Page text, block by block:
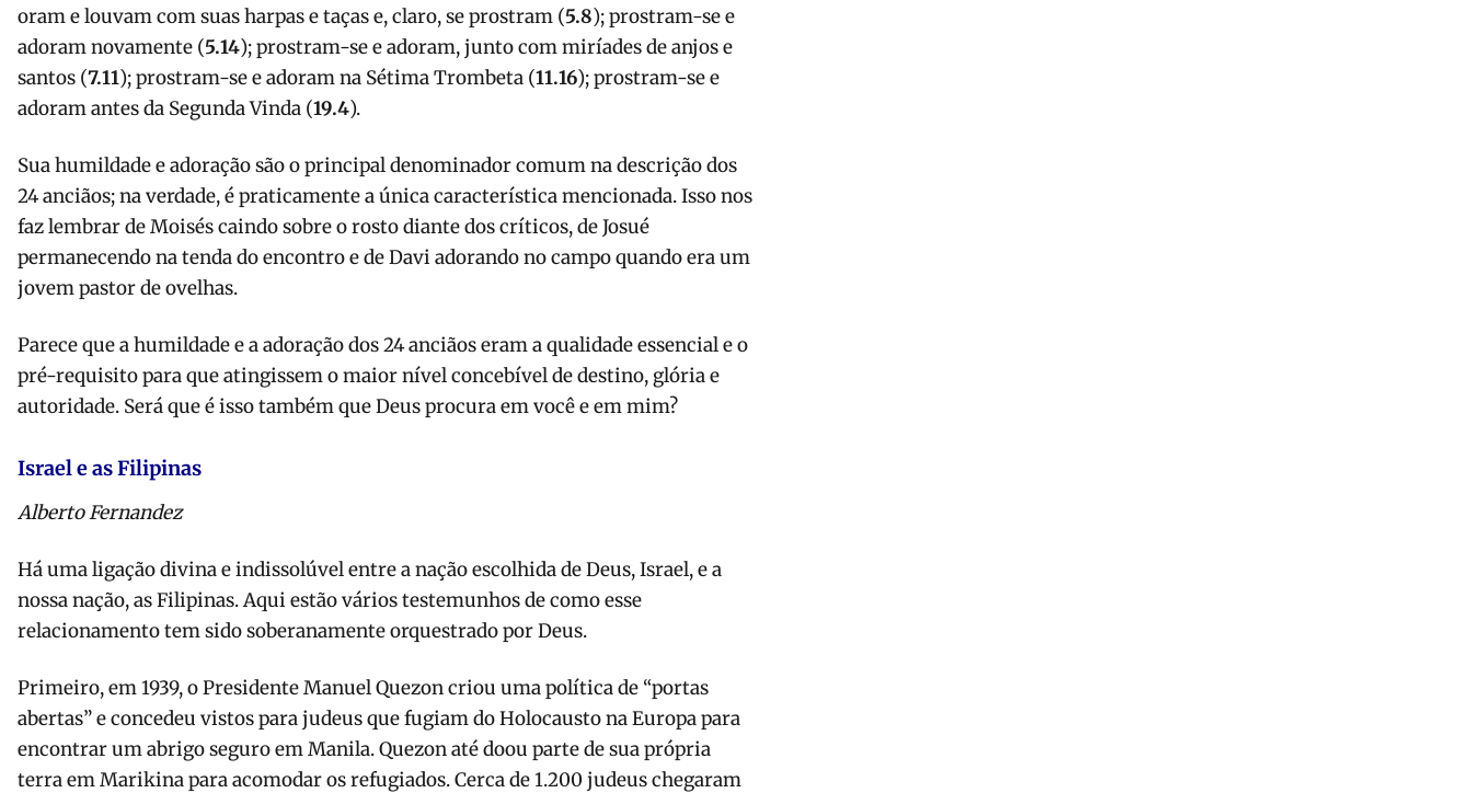
oram e louvam com suas harpas e taças e, claro, se prostram (5.8); prostram-se e
adoram novamente (5.14); prostram-se e adoram, junto com miríades de anjos e
santos (7.11); prostram-se e adoram na Sétima Trombeta (11.16); prostram-se e
adoram antes da Segunda Vinda (19.4).
Sua humildade e adoração são o principal denominador comum na descrição dos
24 anciãos; na verdade, é praticamente a única característica mencionada. Isso nos
faz lembrar de Moisés caindo sobre o rosto diante dos críticos, de Josué
permanecendo na tenda do encontro e de Davi adorando no campo quando era um
jovem pastor de ovelhas.
Parece que a humildade e a adoração dos 24 anciãos eram a qualidade essencial e o
pré-requisito para que atingissem o maior nível concebível de destino, glória e
autoridade. Será que é isso também que Deus procura em você e em mim?
Israel e as Filipinas
Alberto Fernandez
Há uma ligação divina e indissolúvel entre a nação escolhida de Deus, Israel, e a
nossa nação, as Filipinas. Aqui estão vários testemunhos de como esse
relacionamento tem sido soberanamente orquestrado por Deus.
Primeiro, em 1939, o Presidente Manuel Quezon criou uma política de “portas
abertas” e concedeu vistos para judeus que fugiam do Holocausto na Europa para
encontrar um abrigo seguro em Manila. Quezon até doou parte de sua própria
terra em Marikina para acomodar os refugiados. Cerca de 1.200 judeus chegaram